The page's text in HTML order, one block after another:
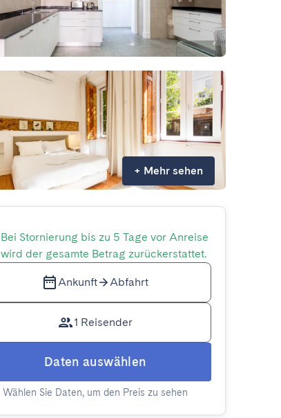
+ Mehr sehen
Bei Stornierung bis zu 5 Tage vor Anreise
wird der gesamte Betrag zurückerstattet.
Ankunft Abfahrt
1 Reisender
Daten auswählen
Wählen Sie Daten, um den Preis zu sehen